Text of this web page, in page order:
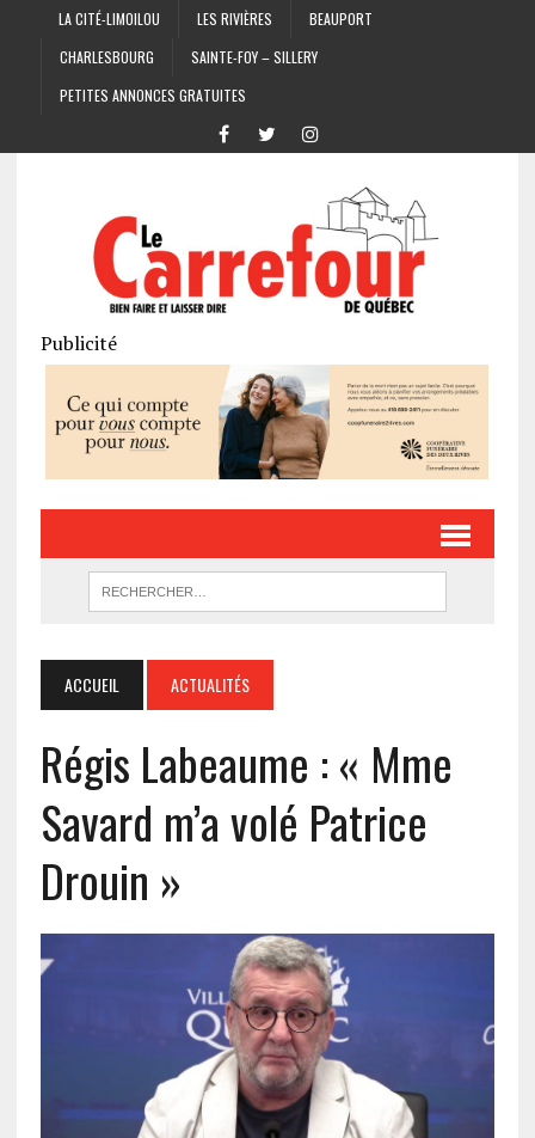
LA CITÉ-LIMOILOU LES RIVIÈRES
BEAUPORT
CHARLESBOURG
SAINTE-FOY – SILLERY
PETITES ANNONCES GRATUITES
Publicité
ACCUEIL ACTUALITÉS
Régis Labeaume : « Mme
Savard m’a volé Patrice
Drouin »